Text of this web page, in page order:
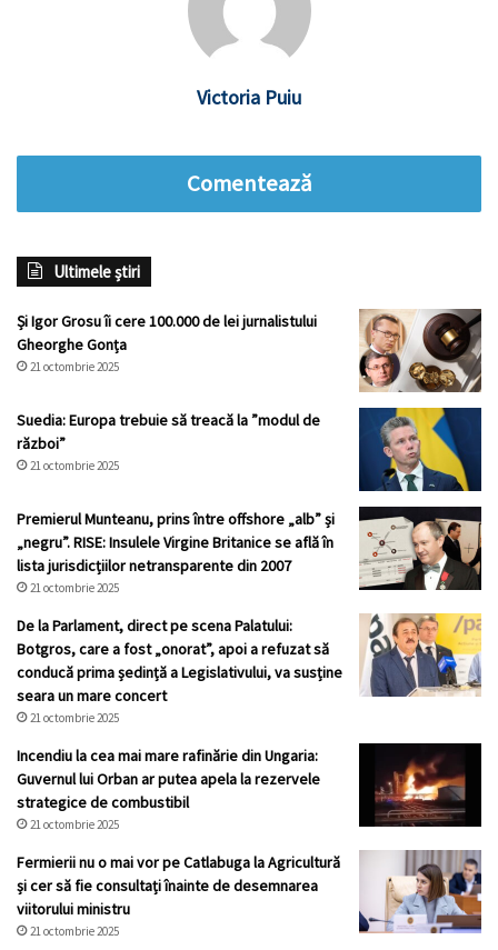
Victoria Puiu
Comentează
Ultimele știri
Și Igor Grosu îi cere 100.000 de lei jurnalistului
Gheorghe Gonța
21 octombrie 2025
Suedia: Europa trebuie să treacă la ”modul de
război”
21 octombrie 2025
Premierul Munteanu, prins între offshore „alb” și
„negru”. RISE: Insulele Virgine Britanice se află în
lista jurisdicțiilor netransparente din 2007
21 octombrie 2025
De la Parlament, direct pe scena Palatului:
Botgros, care a fost „onorat”, apoi a refuzat să
conducă prima ședință a Legislativului, va susține
seara un mare concert
21 octombrie 2025
Incendiu la cea mai mare rafinărie din Ungaria:
Guvernul lui Orban ar putea apela la rezervele
strategice de combustibil
21 octombrie 2025
Fermierii nu o mai vor pe Catlabuga la Agricultură
și cer să fie consultați înainte de desemnarea
viitorului ministru
21 octombrie 2025